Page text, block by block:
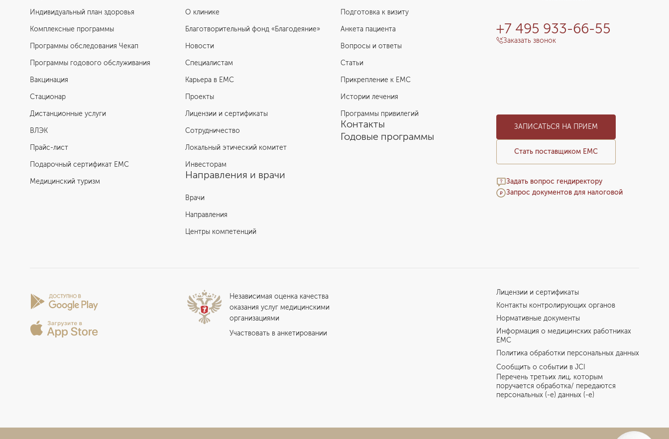
О клинике
Благотворительный фонд «Благодеяние»
Новости
Специалистам
Карьера в ЕМС
Проекты
Лицензии и сертификаты
Сотрудничество
Локальный этический комитет
Инвесторам
Направления и врачи
Врачи
Направления
Центры компетенций
Индивидуальный план здоровья
Комплексные программы
Программы обследования Чекап
Программы годового обслуживания
Вакцинация
Стационар
Дистанционные услуги
ВЛЭК
Прайс-лист
Подарочный сертификат EMC
Медицинский туризм
Подготовка к визиту
Анкета пациента
Вопросы и ответы
Статьи
Прикрепление к EMC
Истории лечения
Программы привилегий
Контакты
Годовые программы
+7 495 933-66-55
Заказать звонок
ЗАПИСАТЬСЯ НА ПРИЕМ
Стать поставщиком ЕМС
Задать вопрос гендиректору
Запрос документов для налоговой
Независимая оценка качества
оказания услуг медицинскими
организациями
Участвовать в анкетировании
Лицензии и сертификаты
Контакты контролирующих органов
Нормативные документы
Информация о медицинских работниках
EMC
Политика обработки персональных данных
Сообщить о событии в JCI
Перечень третьих лиц, которым
поручается обработка/ передаются
персональных (-е) данных (-е)